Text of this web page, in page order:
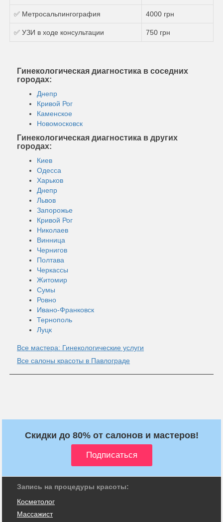
✅ Метросальпингография 4000 грн
✅ УЗИ в ходе консультации 750 грн
Гинекологическая диагностика в соседних
городах:
Днепр
Кривой Рог
Каменское
Новомосковск
Гинекологическая диагностика в других
городах:
Киев
Одесса
Харьков
Днепр
Львов
Запорожье
Кривой Рог
Николаев
Винница
Чернигов
Полтава
Черкассы
Житомир
Сумы
Ровно
Ивано-Франковск
Тернополь
Луцк
Все мастера: Гинекологические услуги
Все салоны красоты в Павлограде
Скидки до 80% от салонов и мастеров!
Запись на процедуры красоты:
Косметолог
Массажист